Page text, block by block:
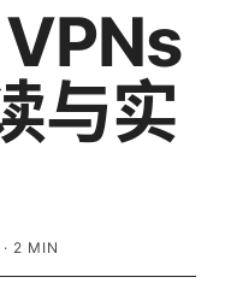
与实
· 2 MIN